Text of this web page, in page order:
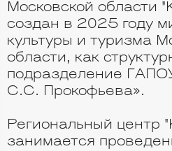
Московской области
создан в 2025 году
культуры и туризма
области, как
подразделение
С.С. Прокофьева».
Региональный центр
занимается